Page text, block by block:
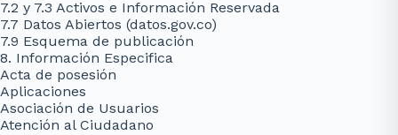
7.2 y 7.3 Activos e Información Reservada
7.7 Datos Abiertos (datos.gov.co)
7.9 Esquema de publicación
8. Información Especifica
Acta de posesión
Aplicaciones
Asociación de Usuarios
Atención al Ciudadano